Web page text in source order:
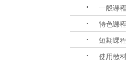
･ 一般课程
･ 特色课程
･ 短期课程
･ 使用教材